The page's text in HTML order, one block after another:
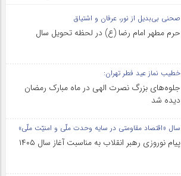
صحنی بی‌بدیل از نور، عرفان و اشتیاق
حرم مطهر امام رضا (ع) در لحظه تحویل سال
خطیب نماز عید فطر تهران:
جلوه‌های بزرگ نصرت الهی در ماه مبارک رمضان
دیده شد
سال «اقتصاد مقاومتی در سایه وحدت ملّی و امنیّت ملّی»
پیام نوروزی رهبر انقلاب به مناسبت آغاز سال ۱۴۰۵